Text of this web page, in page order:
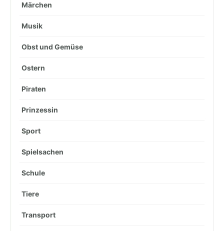
Märchen
Musik
Obst und Gemüse
Ostern
Piraten
Prinzessin
Sport
Spielsachen
Schule
Tiere
Transport